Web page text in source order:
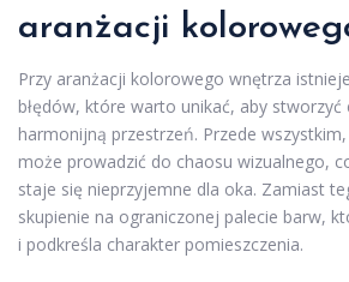
aranżacji
Przy aranżacji kolorowego wnętrza
błędów, które warto unikać, aby stworzyć
harmonijną przestrzeń. Przede wszystkim,
może prowadzić do chaosu wizualnego,
staje się nieprzyjemne dla oka. Zamiast
skupienie na ograniczonej palecie barw,
i podkreśla charakter pomieszczenia.